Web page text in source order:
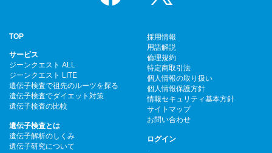
TOP
サービス
ジーンクエスト ALL
ジーンクエスト LITE
遺伝子検査で祖先のルーツを探る
遺伝子検査でダイエット対策
遺伝子検査の比較
遺伝子検査とは
遺伝子解析のしくみ
遺伝子研究について
採用情報
用語解説
倫理規約
特定商取引法
個人情報の取り扱い
個人情報保護方針
情報セキュリティ基本方針
サイトマップ
お問い合わせ
ログイン